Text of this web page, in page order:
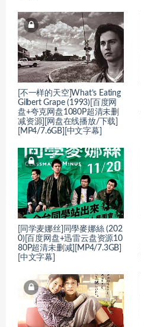
[不一样的天空]What’s Eating
Gilbert Grape (1993)[百度网
盘+夸克网盘1080P超清未删
减资源][网盘在线播放/下载]
[MP4/7.6GB][中文字幕]
[同学麦娜丝]同學麥娜絲 (202
0)[百度网盘+迅雷云盘资源10
80P超清未删减][MP4/7.3GB]
[中文字幕]